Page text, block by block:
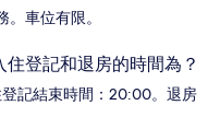
車位有限。
登記和退房的時間為？
記結束時間：20:00。退房